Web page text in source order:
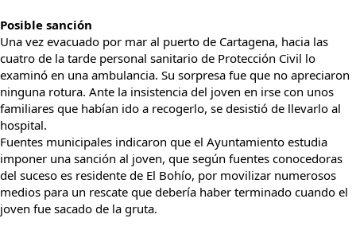
Posible sanción
Una vez evacuado por mar al puerto de Cartagena, hacia las
cuatro de la tarde personal sanitario de Protección Civil lo
examinó en una ambulancia. Su sorpresa fue que no apreciaron
ninguna rotura. Ante la insistencia del joven en irse con unos
familiares que habían ido a recogerlo, se desistió de llevarlo al
hospital.
Fuentes municipales indicaron que el Ayuntamiento estudia
imponer una sanción al joven, que según fuentes conocedoras
del suceso es residente de El Bohío, por movilizar numerosos
medios para un rescate que debería haber terminado cuando el
joven fue sacado de la gruta.